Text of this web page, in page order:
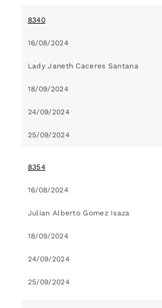
8340
16/08/2024
Lady Janeth Caceres Santana
18/09/2024
24/09/2024
25/09/2024
8354
16/08/2024
Julian Alberto Gomez Isaza
18/09/2024
24/09/2024
25/09/2024